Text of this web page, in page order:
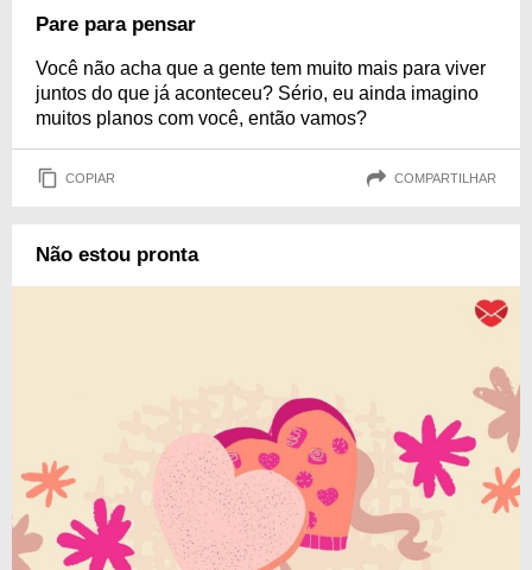
Pare para pensar
Você não acha que a gente tem muito mais para viver
juntos do que já aconteceu? Sério, eu ainda imagino
muitos planos com você, então vamos?
COPIAR COMPARTILHAR
Não estou pronta